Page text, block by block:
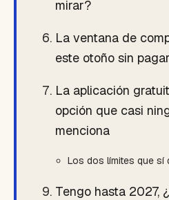
mirar?
La ventana de
este otoño sin
La aplicación
opción que casi
menciona
Los dos límites que sí
Tengo hasta 2027,